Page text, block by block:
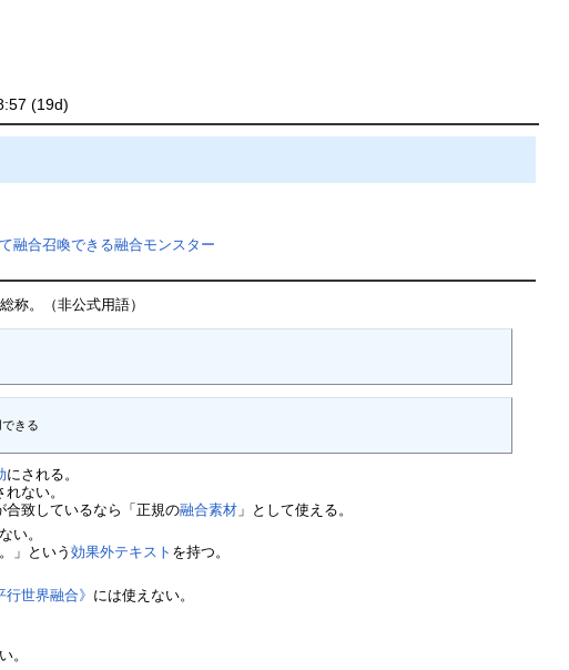
(19d)
融合召喚できる融合モンスター
称。（非公式用語）
きる
にされる。
れない。
合致しているなら「正規の融合素材 」として使える。
い。
」という効果外テキスト を持つ。
行世界融合》 には使えない。
。